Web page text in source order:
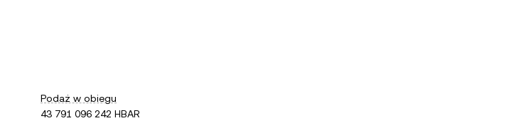
Podaż w obiegu
43 791 096 242 HBAR